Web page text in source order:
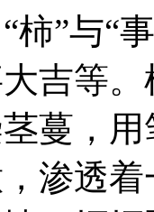
柿”与“
吉等
蔓，
，渗透